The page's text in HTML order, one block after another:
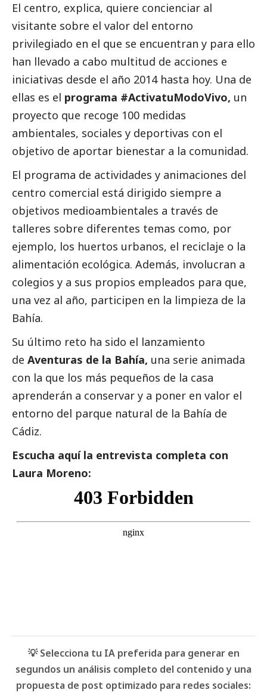
El centro, explica, quiere concienciar al
visitante sobre el valor del entorno
privilegiado en el que se encuentran y para ello
han llevado a cabo multitud de acciones e
iniciativas desde el año 2014 hasta hoy. Una de
ellas es el programa #ActivatuModoVivo, un
proyecto que recoge 100 medidas
ambientales, sociales y deportivas con el
objetivo de aportar bienestar a la comunidad.
El programa de actividades y animaciones del
centro comercial está dirigido siempre a
objetivos medioambientales a través de
talleres sobre diferentes temas como, por
ejemplo, los huertos urbanos, el reciclaje o la
alimentación ecológica. Además, involucran a
colegios y a sus propios empleados para que,
una vez al año, participen en la limpieza de la
Bahía.
Su último reto ha sido el lanzamiento
de Aventuras de la Bahía, una serie animada
con la que los más pequeños de la casa
aprenderán a conservar y a poner en valor el
entorno del parque natural de la Bahía de
Cádiz.
Escucha aquí la entrevista completa con
Laura Moreno:
💡 Selecciona tu IA preferida para generar en
segundos un análisis completo del contenido y una
propuesta de post optimizado para redes sociales: